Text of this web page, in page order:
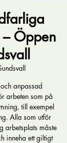
Öppen
anpassad
arbeten som på
till exempel
Alla som utför
arbetsplats måste
inneha ett giltigt